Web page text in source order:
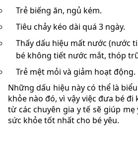
Trẻ biếng ăn, ngủ kém.
Tiêu chảy kéo dài quá 3 ngày.
Thấy dấu hiệu mất nước (nước
bé không tiết nước mắt, thóp
Trẻ mệt mỏi và giảm hoạt động.
Những dấu hiệu này có thể là
khỏe nào đó, vì vậy việc đưa bé
từ các chuyên gia y tế sẽ giúp
sức khỏe tốt nhất cho bé yêu.